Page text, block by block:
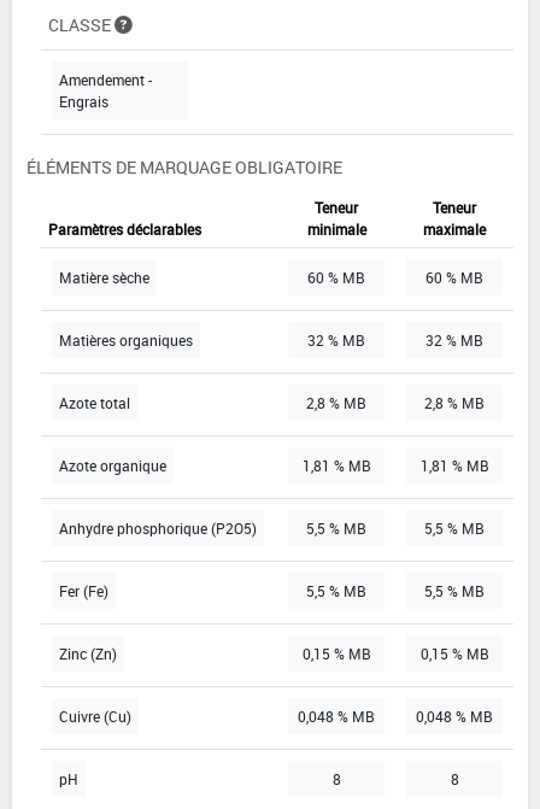
CLASSE
Amendement -
Engrais
ÉLÉMENTS DE MARQUAGE OBLIGATOIRE
Paramètres déclarables
Teneur
minimale
Teneur
maximale
Matière sèche 60 % MB 60 % MB
Matières organiques 32 % MB 32 % MB
Azote total 2,8 % MB 2,8 % MB
Azote organique 1,81 % MB 1,81 % MB
Anhydre phosphorique (P2O5) 5,5 % MB 5,5 % MB
Fer (Fe) 5,5 % MB 5,5 % MB
Zinc (Zn) 0,15 % MB 0,15 % MB
Cuivre (Cu) 0,048 % MB 0,048 % MB
pH 8 8